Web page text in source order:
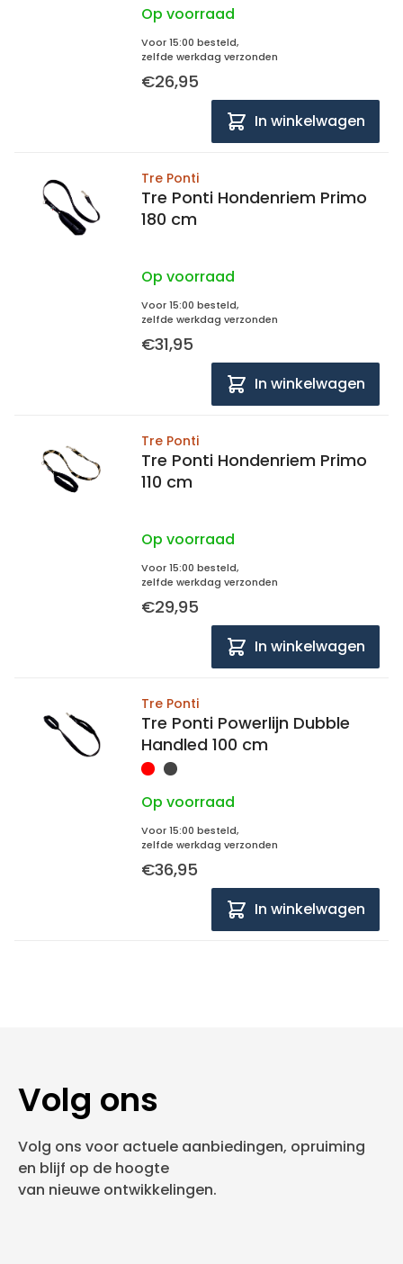
Op voorraad
Voor 15:00 besteld,
zelfde werkdag verzonden
€26,95
In winkelwagen
Tre Ponti
Tre Ponti Hondenriem Primo
180 cm
Op voorraad
Voor 15:00 besteld,
zelfde werkdag verzonden
€31,95
In winkelwagen
Tre Ponti
Tre Ponti Hondenriem Primo
110 cm
Op voorraad
Voor 15:00 besteld,
zelfde werkdag verzonden
€29,95
In winkelwagen
Tre Ponti
Tre Ponti Powerlijn Dubble
Handled 100 cm
Op voorraad
Voor 15:00 besteld,
zelfde werkdag verzonden
€36,95
In winkelwagen
Volg ons
Volg ons voor actuele aanbiedingen, opruiming
en blijf op de hoogte
van nieuwe ontwikkelingen.